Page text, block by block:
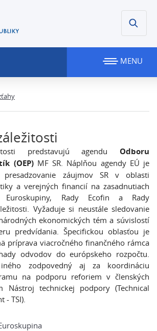
MENU
predstavujú agendu Odboru
(OEP)MF SR. Náplňou agendy EÚ je
presadzovanie záujmov SR v oblasti
a verejných financií na zasadnutiach
Euroskupiny, Rady Ecofin a Rady
Vyžaduje si neustále sledovanie
ekonomických tém a súvislostí
predvídania. Špecifickou oblasťou je
príprava viacročného finančného rámca
odvodov do európskeho rozpočtu.
zodpovedný aj za koordináciu
na podporu reforiem v členských
Nástroj technickej podpory (Technical
- TSI).